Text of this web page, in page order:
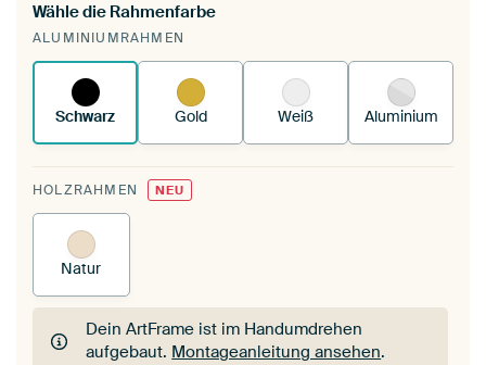
Du spannst einen wechselbaren Textiltuch in
deinen vorhandenen ArtFrame™.
funktioniert es.
Wähle die Rahmenfarbe
ALUMINIUMRAHMEN
Schwarz Gold Weiß Aluminium
HOLZRAHMEN NEU
Natur
Dein ArtFrame ist im Handumdrehen
aufgebaut. Montageanleitung ansehen.